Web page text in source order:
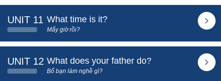
UNIT 11 What time is it?
Mấy giờ rồi?
UNIT 12 What does your father do?
Bố bạn làm nghề gì?